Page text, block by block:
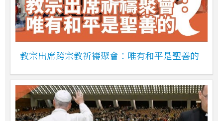
教宗出席跨宗教祈禱聚會：唯有和平是聖善的